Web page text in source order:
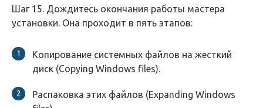
Шаг 15. Дождитесь окончания работы мастера
установки. Она проходит в пять этапов:
Копирование системных файлов на жесткий
диск (Copying Windows files).
Распаковка этих файлов (Expanding Windows